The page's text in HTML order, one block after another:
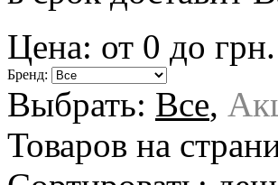
Цена: от 0 до грн.
Бренд:
Выбрать: Все,
Товаров на